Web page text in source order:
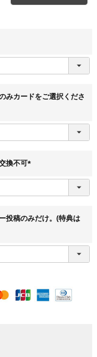
みカードをご選択くださ
換不可
須
投稿のみだけ。(特典は